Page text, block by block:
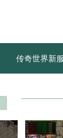
传奇世界新